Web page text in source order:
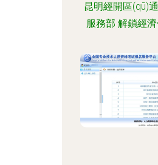
昆明經開區(qū)
服務部 解鎖經